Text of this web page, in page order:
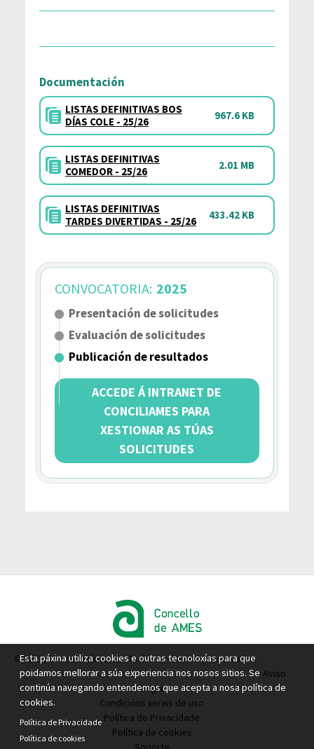
Documentación
LISTAS DEFINITIVAS BOS
DÍAS COLE - 25/26
967.6 KB
LISTAS DEFINITIVAS
COMEDOR - 25/26
2.01 MB
LISTAS DEFINITIVAS
TARDES DIVERTIDAS - 25/26
433.42 KB
CONVOCATORIA: 2025
Presentación de solicitudes
Evaluación de solicitudes
Publicación de resultados
ACCEDE Á INTRANET DE
CONCILIAMES PARA
XESTIONAR AS TÚAS
SOLICITUDES
© 2021, Concello de Ames. Todos os dereitos reservados.
Aviso
Legal
Condicións xerais de uso
Política de Privacidade
Política de cookies
Esta páxina utiliza cookies e outras tecnoloxías para que
poidamos mellorar a súa experiencia nos nosos sitios. Se
continúa navegando entendemos que acepta a nosa política de
cookies.
Política de Privacidade
Política de cookies